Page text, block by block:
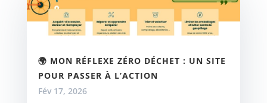
🌍 MON RÉFLEXE ZÉRO DÉCHET : UN SITE
POUR PASSER À L’ACTION
Fév 17, 2026